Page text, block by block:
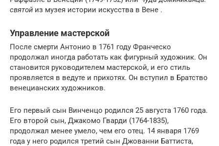
святой из музея истории искусства в Вене .
Управление мастерской
После смерти Антонио в 1761 году Франческо
продолжал иногда работать как фигурный художник. Он
становится руководителем мастерской, и его стиль
проявляется в ведуте и прихотях. Он вступил в Братство
венецианских художников.
Его первый сын Винченцо родился 25 августа 1760 года.
Его второй сын, Джакомо Гварди (1764-1835),
продолжал менее умело, чем его отец. 14 января 1769
года у него родился третий сын Джованни Баттиста,